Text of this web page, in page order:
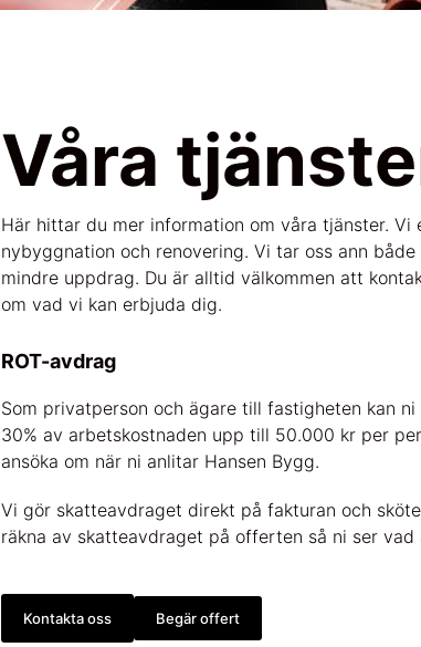
Våra
Här hittar du mer information om våra tjänster.
nybyggnation och renovering. Vi tar oss ann
mindre uppdrag. Du är alltid välkommen att
om vad vi kan erbjuda dig.
ROT-avdrag
Som privatperson och ägare till fastigheten kan
30% av arbetskostnaden upp till 50.000 kr per
ansöka om när ni anlitar Hansen Bygg.
Vi gör skatteavdraget direkt på fakturan och
räkna av skatteavdraget på offerten så ni ser
Kontakta oss Begär offert